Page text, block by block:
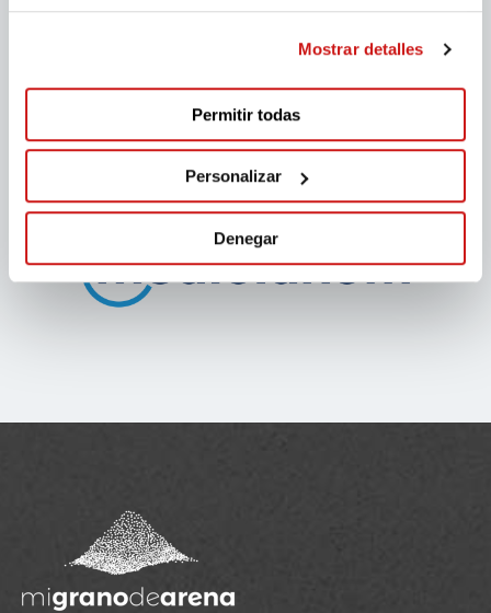
Mostrar detalles
Permitir todas
Personalizar
Denegar